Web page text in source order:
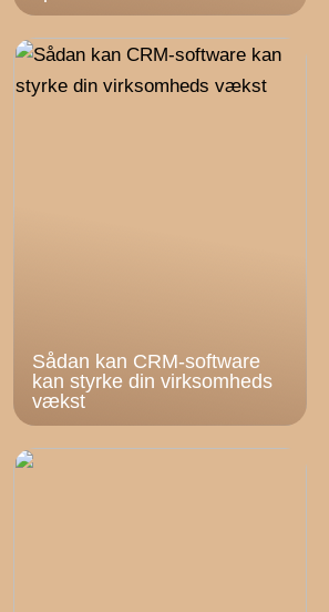
Sådan kan CRM-software
kan styrke din virksomheds
vækst